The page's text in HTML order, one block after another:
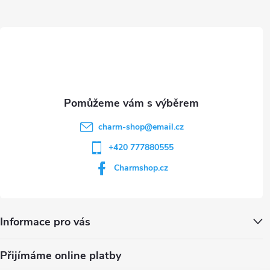
charm-shop@email.cz
+420 777880555
Charmshop.cz
Informace pro vás
Přijímáme online platby